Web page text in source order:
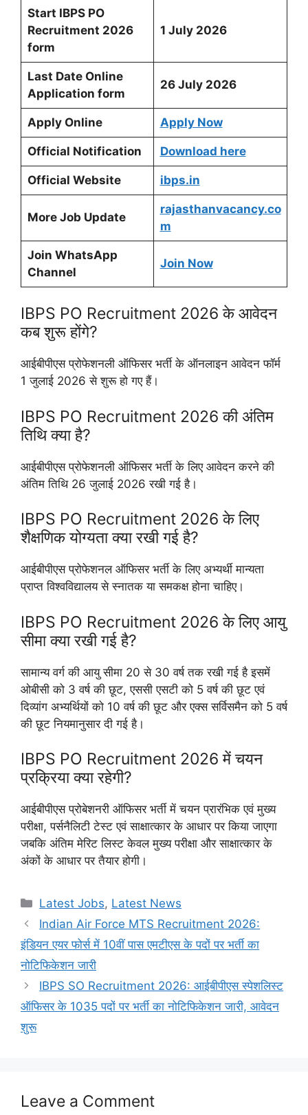
Start IBPS PO
Recruitment 2026
form
1 July 2026
Last Date Online
Application form
26 July 2026
Apply Online Apply Now
Official Notification Download here
Official Website ibps.in
More Job Update
rajasthanvacancy.co
m
Join WhatsApp
Channel
Join Now
IBPS PO Recruitment 2026 के आवेदन
कब शुरू होंगे?
आईबीपीएस प्रोफेशनली ऑफिसर भर्ती के ऑनलाइन आवेदन फॉर्म
1 जुलाई 2026 से शुरू हो गए हैं।
IBPS PO Recruitment 2026 की अंतिम
तिथि क्या है?
आईबीपीएस प्रोफेशनली ऑफिसर भर्ती के लिए आवेदन करने की
अंतिम तिथि 26 जुलाई 2026 रखी गई है।
IBPS PO Recruitment 2026 के लिए
शैक्षणिक योग्यता क्या रखी गई है?
आईबीपीएस प्रोफेशनल ऑफिसर भर्ती के लिए अभ्यर्थी मान्यता
प्राप्त विश्वविद्यालय से स्नातक या समकक्ष होना चाहिए।
IBPS PO Recruitment 2026 के लिए आयु
सीमा क्या रखी गई है?
सामान्य वर्ग की आयु सीमा 20 से 30 वर्ष तक रखी गई है इसमें
ओबीसी को 3 वर्ष की छूट, एससी एसटी को 5 वर्ष की छूट एवं
दिव्यांग अभ्यर्थियों को 10 वर्ष की छूट और एक्स सर्विसमैन को 5 वर्ष
की छूट नियमानुसार दी गई है।
IBPS PO Recruitment 2026 में चयन
प्रक्रिया क्या रहेगी?
आईबीपीएस प्रोबेशनरी ऑफिसर भर्ती में चयन प्रारंभिक एवं मुख्य
परीक्षा, पर्सनैलिटी टेस्ट एवं साक्षात्कार के आधार पर किया जाएगा
जबकि अंतिम मेरिट लिस्ट केवल मुख्य परीक्षा और साक्षात्कार के
अंकों के आधार पर तैयार होगी।
Categories
Latest Jobs, Latest News
Indian Air Force MTS Recruitment 2026:
इंडियन एयर फोर्स में 10वीं पास एमटीएस के पदों पर भर्ती का
नोटिफिकेशन जारी
IBPS SO Recruitment 2026: आईबीपीएस स्पेशलिस्ट
ऑफिसर के 1035 पदों पर भर्ती का नोटिफिकेशन जारी, आवेदन
शुरू
Leave a Comment